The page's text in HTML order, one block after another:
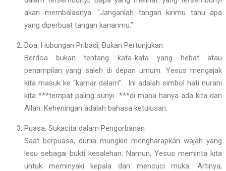
akan membalasnya. “Janganlah tangan kirimu tahu apa
yang diperbuat tangan kananmu.”
Doa: Hubungan Pribadi, Bukan Pertunjukan
Berdoa bukan tentang kata-kata yang hebat atau
penampilan yang saleh di depan umum. Yesus mengajak
kita masuk ke “kamar dalam”. Ini adalah simbol hati nurani
kita ***tempat paling sunyi ***di mana hanya ada kita dan
Allah. Keheningan adalah bahasa ketulusan.
Puasa: Sukacita dalam Pengorbanan
Saat berpuasa, dunia mungkin mengharapkan wajah yang
lesu sebagai bukti kesalehan. Namun, Yesus meminta kita
untuk meminyaki kepala dan mencuci muka. Artinya,